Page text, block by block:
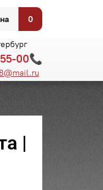
0
55-00📞
|